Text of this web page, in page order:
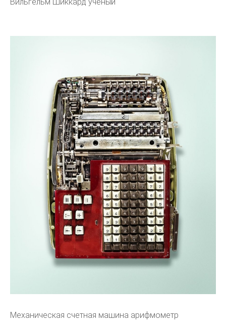
Механическая счетная машина арифмометр